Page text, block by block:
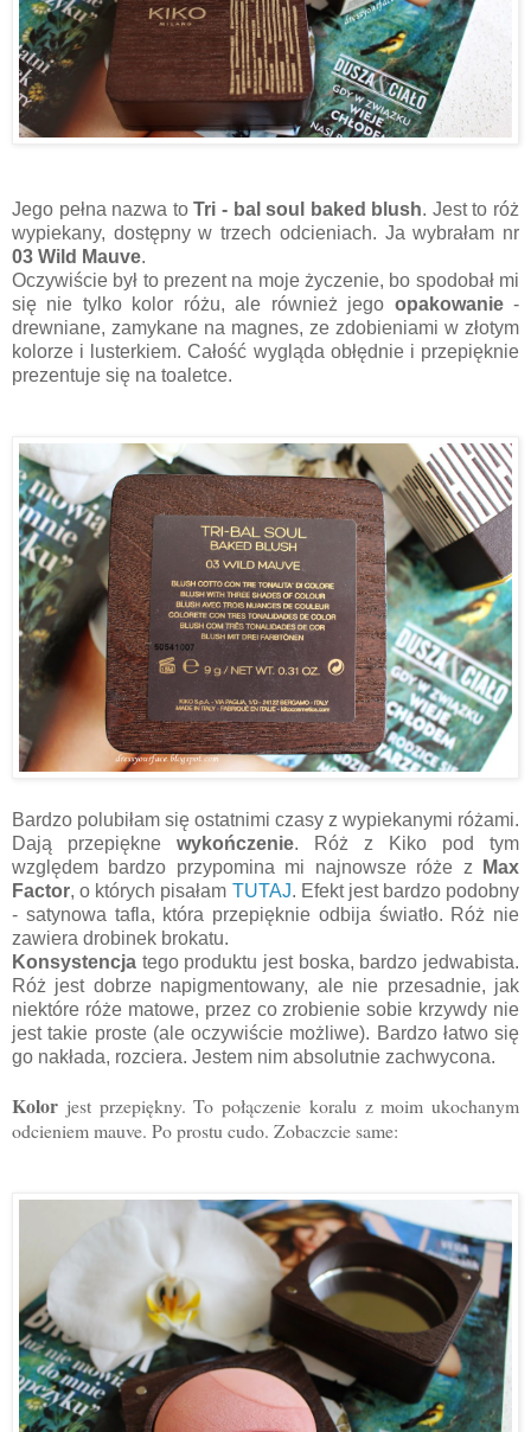
Jego pełna nazwa toTri - bal soul baked blush. Jest to róż
wypiekany, dostępny w trzech odcieniach. Ja wybrałam nr
03 Wild Mauve.
Oczywiście był to prezent na moje życzenie, bo spodobał mi
się nie tylko kolor różu, ale również jego opakowanie-
drewniane, zamykane na magnes, ze zdobieniami w złotym
kolorze i lusterkiem. Całość wygląda obłędnie i przepięknie
prezentuje się na toaletce.
Bardzo polubiłam się ostatnimi czasy z wypiekanymi różami.
Dają przepiękne wykończenie. Róż z Kiko pod tym
względem bardzo przypomina mi najnowsze róże z
Max
Factor, o których pisałam TUTAJ. Efekt jest bardzo podobny
- satynowa tafla, która przepięknie odbija światło. Róż nie
zawiera drobinek brokatu.
Konsystencja tego produktu jest boska, bardzo jedwabista.
Róż jest dobrze napigmentowany, ale nie przesadnie, jak
niektóre róże matowe, przez co zrobienie sobie krzywdy nie
jest takie proste (ale oczywiście możliwe). Bardzo łatwo się
go nakłada, rozciera. Jestem nim absolutnie zachwycona.
Kolor jest przepiękny. To połączenie koralu z moim ukochanym
odcieniem mauve. Po prostu cudo. Zobaczcie same: